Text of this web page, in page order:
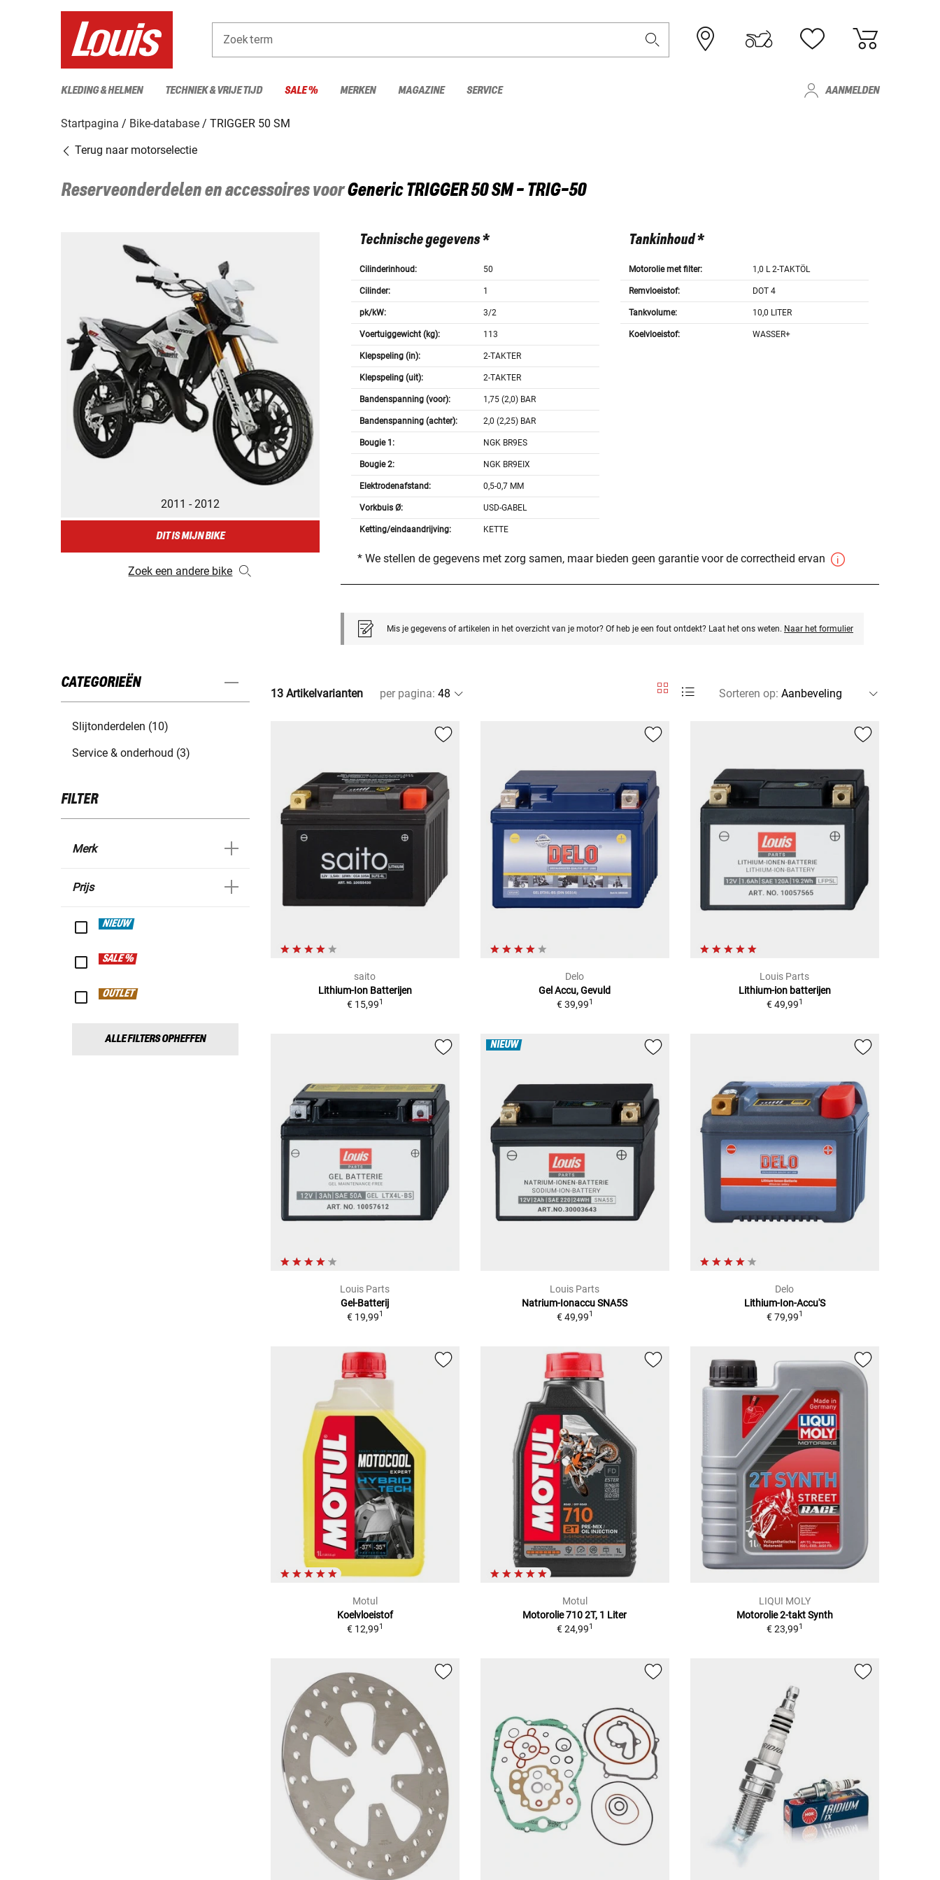
Zoekterm
KLEDING & HELMEN TECHNIEK & VRIJE TIJD SALE % MERKEN MAGAZINE SERVICE AANMELDEN
Startpagina Bike-database
TRIGGER 50 SM
Terug naar motorselectie
Reserveonderdelen en accessoires voorGeneric TRIGGER 50 SM - TRIG-50
2011 - 2012
DIT IS MIJN BIKE
Zoek een andere bike
Technische gegevens *
Cilinderinhoud: 50
Cilinder: 1
pk/kW: 3/2
Voertuiggewicht (kg): 113
Klepspeling (in): 2-TAKTER
Klepspeling (uit): 2-TAKTER
Bandenspanning (voor): 1,75 (2,0) BAR
Bandenspanning (achter): 2,0 (2,25) BAR
Bougie 1: NGK BR9ES
Bougie 2: NGK BR9EIX
Elektrodenafstand: 0,5-0,7 MM
Vorkbuis Ø: USD-GABEL
Ketting/eindaandrijving: KETTE
Tankinhoud *
Motorolie met filter: 1,0 L 2-TAKTÖL
Remvloeistof: DOT 4
Tankvolume: 10,0 LITER
Koelvloeistof: WASSER+
* We stellen de gegevens met zorg samen, maar bieden geen garantie voor de correctheid ervan
Mis je gegevens of artikelen in het overzicht van je motor? Of heb je een fout ontdekt? Laat het ons weten. Naar het formulier
CATEGORIEËN
Slijtonderdelen (10)
Service & onderhoud (3)
FILTER
Merk
Prijs
NIEUW
SALE %
OUTLET
ALLE FILTERS OPHEFFEN
13 Artikelvarianten per pagina: Sorteren op:
saito
Lithium-Ion Batterijen
€ 15,991
Delo
Gel Accu, Gevuld
€ 39,991
Louis Parts
Lithium-ion batterijen
€ 49,991
Louis Parts
Gel-Batterij
€ 19,991
NIEUW
Louis Parts
Natrium-Ionaccu SNA5S
€ 49,991
Delo
Lithium-Ion-Accu'S
€ 79,991
Motul
Koelvloeistof
€ 12,991
Motul
Motorolie 710 2T, 1 Liter
€ 24,991
LIQUI MOLY
Motorolie 2-takt Synth
€ 23,991